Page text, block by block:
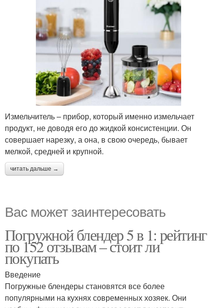
Измельчитель – прибор, который именно измельчает
продукт, не доводя его до жидкой консистенции. Он
совершает нарезку, а она, в свою очередь, бывает
мелкой, средней и крупной.
читать дальше →
Вас может заинтересовать
Погружной блендер 5 в 1: рейтинг
по 152 отзывам – стоит ли
покупать
Введение
Погружные блендеры становятся все более
популярными на кухнях современных хозяек. Они